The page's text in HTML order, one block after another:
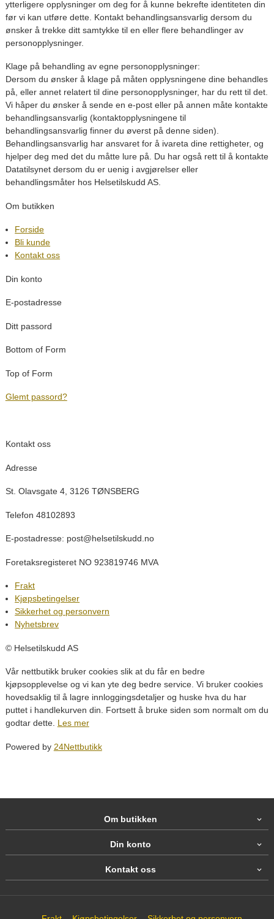
ytterligere opplysninger om deg for å kunne bekrefte identiteten din
før vi kan utføre dette. Kontakt behandlingsansvarlig dersom du
ønsker å trekke ditt samtykke til en eller flere behandlinger av
personopplysninger.
Klage på behandling av egne personopplysninger:
Dersom du ønsker å klage på måten opplysningene dine behandles
på, eller annet relatert til dine personopplysninger, har du rett til det.
Vi håper du ønsker å sende en e-post eller på annen måte kontakte
behandlingsansvarlig (kontaktopplysningene til
behandlingsansvarlig finner du øverst på denne siden).
Behandlingsansvarlig har ansvaret for å ivareta dine rettigheter, og
hjelper deg med det du måtte lure på. Du har også rett til å kontakte
Datatilsynet dersom du er uenig i avgjørelser eller
behandlingsmåter hos Helsetilskudd AS.
Om butikken
Forside
Bli kunde
Kontakt oss
Din konto
E-postadresse
Ditt passord
Bottom of Form
Top of Form
Glemt passord?
Kontakt oss
Adresse
St. Olavsgate 4, 3126 TØNSBERG
Telefon 48102893
E-postadresse: post@helsetilskudd.no
Foretaksregisteret NO 923819746 MVA
Frakt
Kjøpsbetingelser
Sikkerhet og personvern
Nyhetsbrev
© Helsetilskudd AS
Vår nettbutikk bruker cookies slik at du får en bedre
kjøpsopplevelse og vi kan yte deg bedre service. Vi bruker cookies
hovedsaklig til å lagre innloggingsdetaljer og huske hva du har
puttet i handlekurven din. Fortsett å bruke siden som normalt om du
godtar dette. Les mer
Powered by 24Nettbutikk
Om butikken
Din konto
Kontakt oss